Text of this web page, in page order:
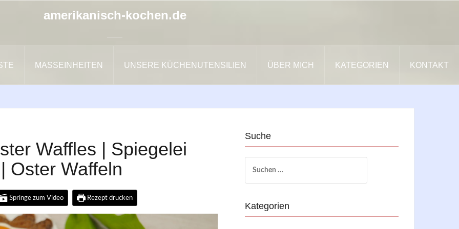
amerikanisch-kochen.de
MASSEINHEITEN UNSERE KÜCHENUTENSILIEN ÜBER MICH KATEGORIEN KONTAKT
Waffles | Spiegelei
Oster Waffeln
Springe zum Video Rezept drucken
Suche
nach:
Kategorien